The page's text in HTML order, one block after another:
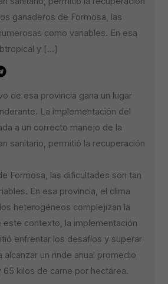
ganaderos de Formosa, las
como variables. En esa
y […]
de esa provincia gana un lugar
La implementación del
a un correcto manejo de la
sanitario, permitió la recuperación
Formosa, las dificultades son tan
En esa provincia, el clima
heterogéneos complejizan la
este contexto, la implementación
enfrentar los desafíos y superar
un rinde anual promedio
kilos de carne por hectárea.